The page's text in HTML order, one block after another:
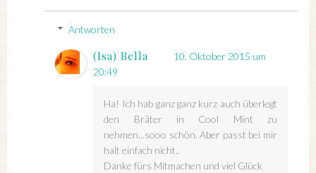
Antworten
(Isa) Bella
10. Oktober 2015 um
20:49
Ha! Ich hab ganz ganz kurz auch überlegt
den Bräter in Cool Mint zu
nehmen...sooo schön. Aber passt bei mir
halt einfach nicht..
Danke fürs Mitmachen und viel Glück